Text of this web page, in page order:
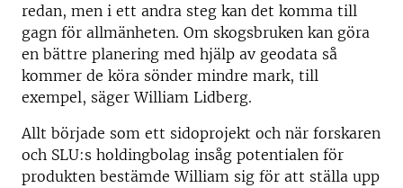
redan, men i ett andra steg kan det komma till
gagn för allmänheten. Om skogsbruken kan göra
en bättre planering med hjälp av geodata så
kommer de köra sönder mindre mark, till
exempel, säger William Lidberg.
Allt började som ett sidoprojekt och när forskaren
och SLU:s holdingbolag insåg potentialen för
produkten bestämde William sig för att ställa upp